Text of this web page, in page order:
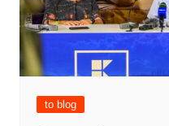
to blog